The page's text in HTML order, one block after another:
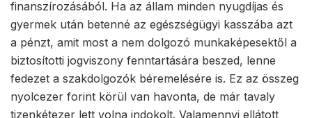
finanszírozásából. Ha az állam minden nyugdíjas és
gyermek után betenné az egészségügyi kasszába azt
a pénzt, amit most a nem dolgozó munkaképesektől a
biztosítotti jogviszony fenntartására beszed, lenne
fedezet a szakdolgozók béremelésére is. Ez az összeg
nyolcezer forint körül van havonta, de már tavaly
tizenkétezer lett volna indokolt. Valamennyi ellátott